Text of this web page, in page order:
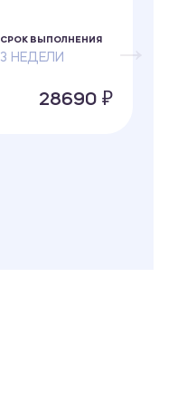
СРОК ВЫПОЛНЕНИЯ
3 НЕДЕЛИ
28690 ₽